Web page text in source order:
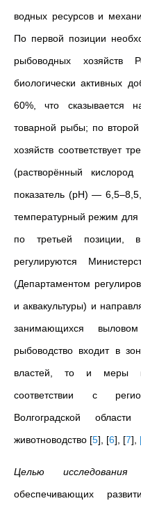
водных ресурсов и
По первой позиции
рыбоводных
биологически активных
60%, что сказывается
товарной рыбы; по
хозяйств соответствует
(растворённый
показатель (pH) —
температурный режим
по третьей позиции,
регулируются
(Департаментом
и аквакультуры) и
занимающихся
рыбоводство входит в
властей, то и меры
соответствии с
Волгоградской
животноводство [5] [6] [7]
Целью исследования
обеспечивающих